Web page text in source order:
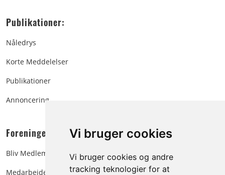
Vi bruger cookies
Vi bruger cookies og andre
tracking teknologier for at
Publikationer:
Nåledrys
Korte Meddelelser
Publikationer
Annoncering
Foreningen:
Bliv Medlem
Medarbejdere